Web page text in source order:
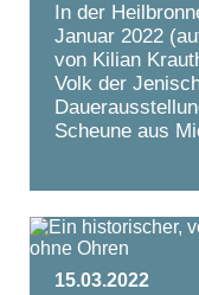
In der
Januar 2022
von Kilian
Volk der
Scheune aus
15.03.2022